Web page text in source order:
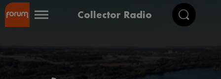
Collector Radio